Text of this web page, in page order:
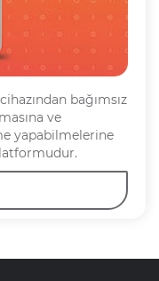
bağımsız
ve
yapabilmelerine